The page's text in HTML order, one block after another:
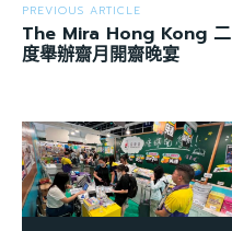
PREVIOUS ARTICLE
The Mira Hong Kong 二
度舉辦齋月開齋晚宴